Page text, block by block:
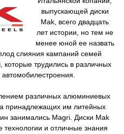
выпускающей диски
Mak, всего двадцать
лет истории, но тем не
менее юной ее назвать
слияния кампаний семей
трудились в различных
различных алюминиевых
принадлежащих им литейных
занимались Magri. Диски Mak
технологии и отличные знания